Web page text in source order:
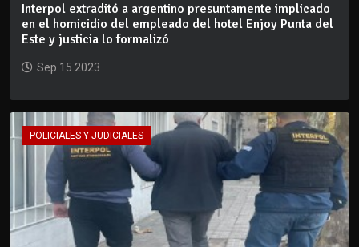
Interpol extraditó a argentino presuntamente implicado
en el homicidio del empleado del hotel Enjoy Punta del
Este y justicia lo formalizó
Sep 15 2023
POLICIALES Y JUDICIALES